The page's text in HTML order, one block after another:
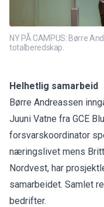
NY PÅ CAMPUS: Børre
totalberedskap.
Helhetlig samarbeid
Børre Andreassen
Juuni Vatne fra GCE
forsvarskoordinator
næringslivet mens
Nordvest, har
samarbeidet. Samlet
bedrifter.